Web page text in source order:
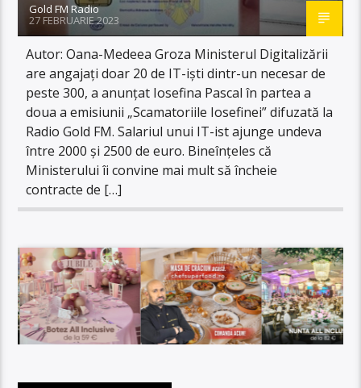
Gold FM Radio
27 FEBRUARIE 2023
Autor: Oana-Medeea Groza Ministerul Digitalizării
are angajați doar 20 de IT-iști dintr-un necesar de
peste 300, a anunțat Iosefina Pascal în partea a
doua a emisiunii „Scamatoriile Iosefinei” difuzată la
Radio Gold FM. Salariul unui IT-ist ajunge undeva
între 2000 și 2500 de euro. Bineînțeles că
Ministerului îi convine mai mult să încheie
contracte de […]